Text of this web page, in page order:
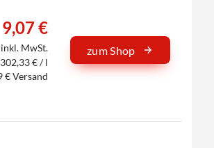
9,07 €
inkl. MwSt.
302,33 € / l
€ Versand
zum Shop